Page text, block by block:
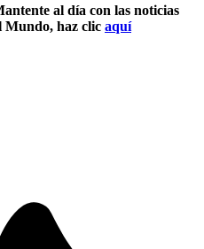
al día con las noticias
Mundo, haz clic aquí